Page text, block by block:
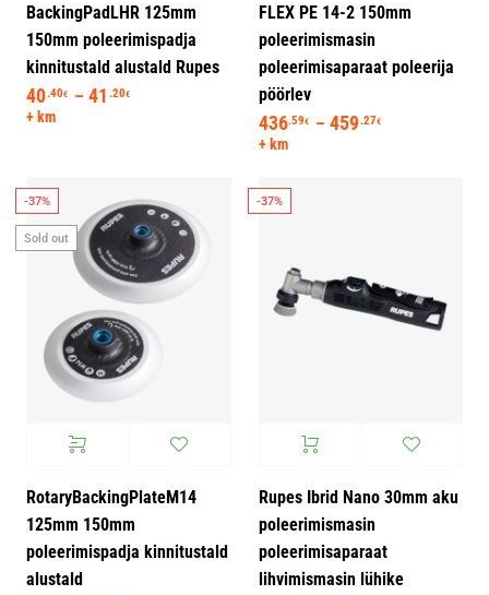
BackingPadLHR 125mm
150mm poleerimispadja
kinnitustald alustald Rupes
40.40€ – 41 .20€ Hinnavahemik: 40.40€ kuni 41.20€
+ km
FLEX PE 14-2 150mm
poleerimismasin
poleerimisaparaat poleerija
pöörlev
436.59€ – 459.27€
+ km
-37%
Sold out
RotaryBackingPlateM14
125mm 150mm
poleerimispadja kinnitustald
alustald
-37%
Rupes Ibrid Nano 30mm aku
poleerimismasin
poleerimisaparaat
lihvimismasin lühike